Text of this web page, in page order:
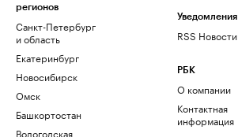
регионов
Санкт-Петербург
и область
Екатеринбург
Новосибирск
Омск
Башкортостан
Вологодская
Уведомления
RSS Новости
РБК
О компании
Контактная
информация